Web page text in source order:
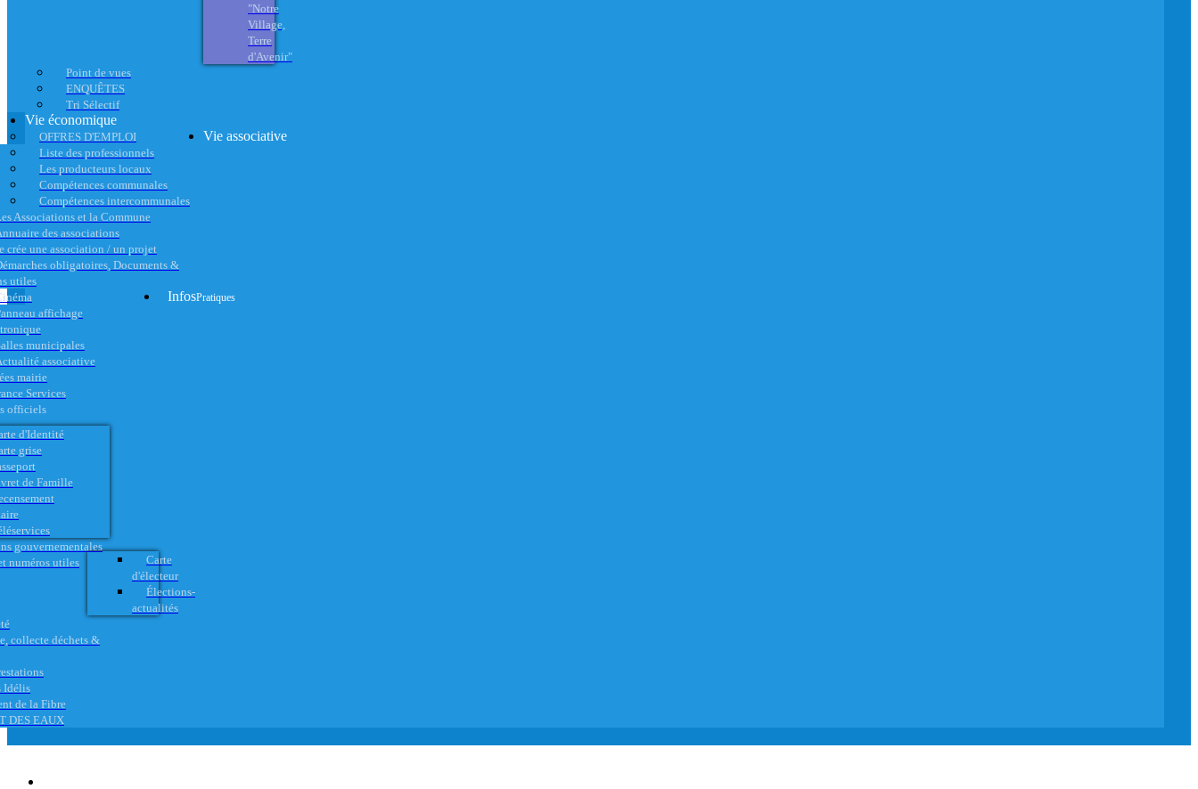
"Notre
Village,
Terre
d'Avenir"
Point de vues
ENQUÊTES
Tri Sélectif
Vie économique
OFFRES D'EMPLOI
Liste des professionnels
Les producteurs locaux
Compétences communales
Compétences intercommunales
Vie associative
Associations et la Commune
des associations
crée une association / un projet
obligatoires, Documents &
utiles
affichage
municipales
associative
InfosPratiques
mairie
Services
officiels
d'Identité
grise
de Famille
gouvernementales
numéros utiles
Carte
d'électeur
Élections-
actualités
collecte déchets &
Idélis
de la Fibre
DES EAUX